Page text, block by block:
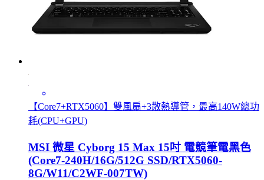
【Core7+RTX5060】雙風扇+3散熱導管，最高140W總功
耗(CPU+GPU)
MSI 微星 Cyborg 15 Max 15吋 電競筆電黑色
(Core7-240H/16G/512G SSD/RTX5060-
8G/W11/C2WF-007TW)